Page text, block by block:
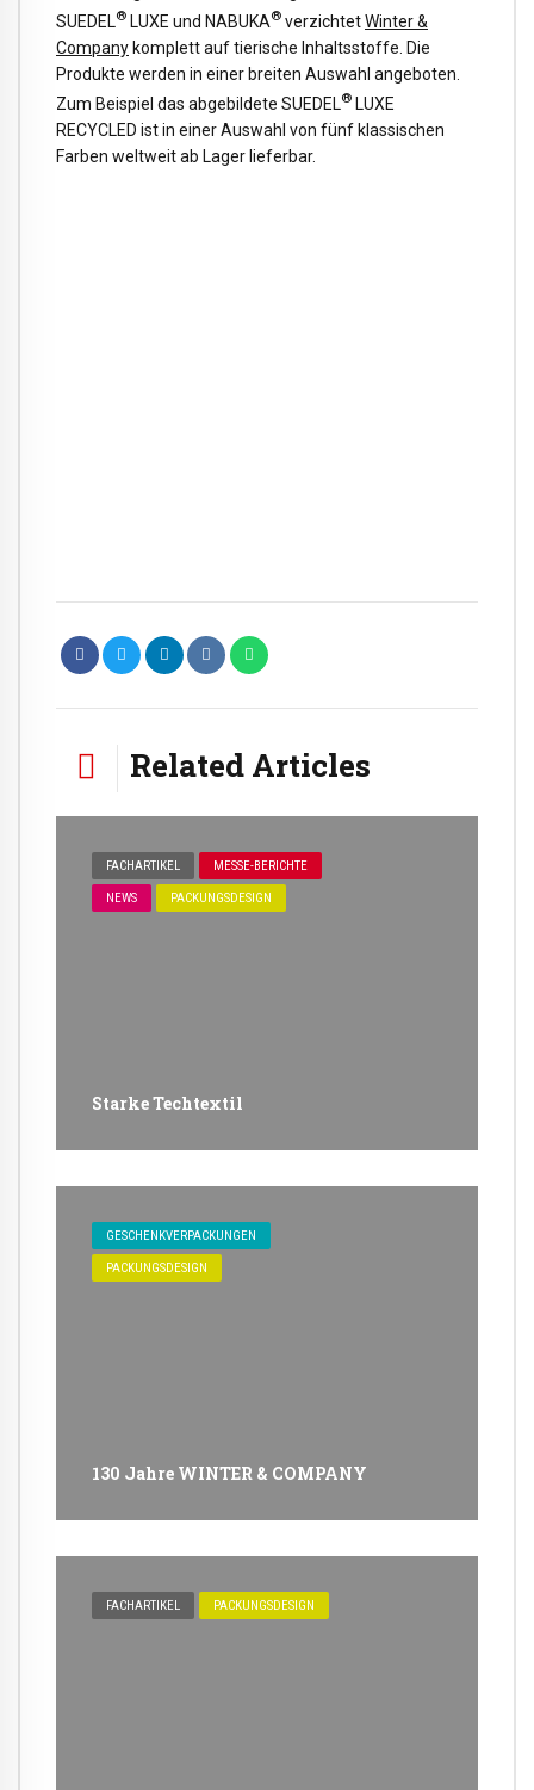
SUEDEL® LUXE und NABUKA® verzichtetWinter &
Company komplett auf tierische Inhaltsstoffe. Die
Produkte werden in einer breiten Auswahl angeboten.
Zum Beispiel das abgebildete SUEDEL® LUXE
RECYCLED ist in einer Auswahl von fünf klassischen
Farben weltweit ab Lager lieferbar.
Related Articles
FACHARTIKEL MESSE-BERICHTE
NEWS PACKUNGSDESIGN
Starke Techtextil
GESCHENKVERPACKUNGEN
PACKUNGSDESIGN
130 Jahre WINTER & COMPANY
FACHARTIKEL PACKUNGSDESIGN